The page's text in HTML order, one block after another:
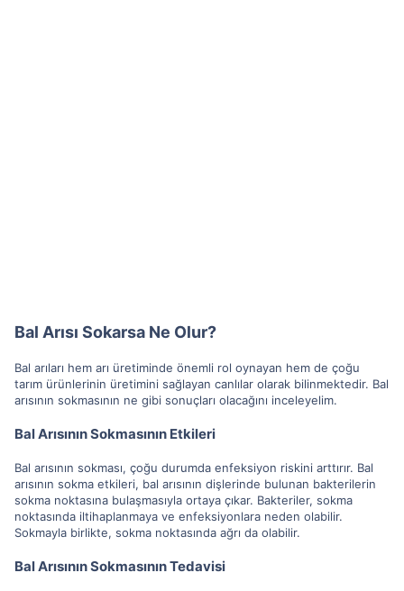
Bal Arısı Sokarsa Ne Olur?
Bal arıları hem arı üretiminde önemli rol oynayan hem de çoğu
tarım ürünlerinin üretimini sağlayan canlılar olarak bilinmektedir. Bal
arısının sokmasının ne gibi sonuçları olacağını inceleyelim.
Bal Arısının Sokmasının Etkileri
Bal arısının sokması, çoğu durumda enfeksiyon riskini arttırır. Bal
arısının sokma etkileri, bal arısının dişlerinde bulunan bakterilerin
sokma noktasına bulaşmasıyla ortaya çıkar. Bakteriler, sokma
noktasında iltihaplanmaya ve enfeksiyonlara neden olabilir.
Sokmayla birlikte, sokma noktasında ağrı da olabilir.
Bal Arısının Sokmasının Tedavisi